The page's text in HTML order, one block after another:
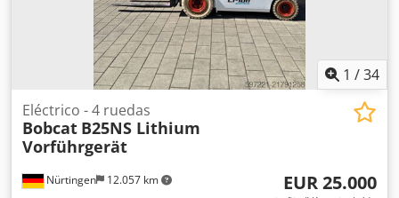
1 /34
Nürtingen 12.057 km
Eléctrico - 4 ruedas
Bobcat B25NS Lithium
Vorführgerät
EUR 25.000